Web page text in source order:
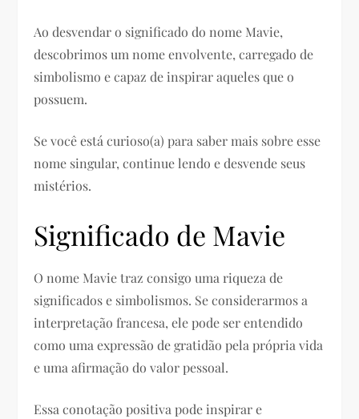
Ao desvendar o significado do nome Mavie,
descobrimos um nome envolvente, carregado de
simbolismo e capaz de inspirar aqueles que o
possuem.
Se você está curioso(a) para saber mais sobre esse
nome singular, continue lendo e desvende seus
mistérios.
Significado de Mavie
O nome Mavie traz consigo uma riqueza de
significados e simbolismos. Se considerarmos a
interpretação francesa, ele pode ser entendido
como uma expressão de gratidão pela própria vida
e uma afirmação do valor pessoal.
Essa conotação positiva pode inspirar e